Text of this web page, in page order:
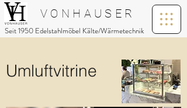
V O N H A U S E R
Seit 1950 Edelstahlmöbel Kälte/Wärmetechnik
Umluftvitrine